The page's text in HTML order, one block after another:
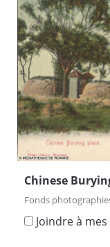
Chinese
Fonds
Joindre à